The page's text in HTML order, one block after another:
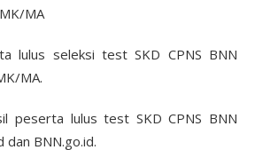
MA
lulus seleksi test SKD CPNS BNN
MA.
peserta lulus test SKD CPNS BNN
dan BNN.go.id.